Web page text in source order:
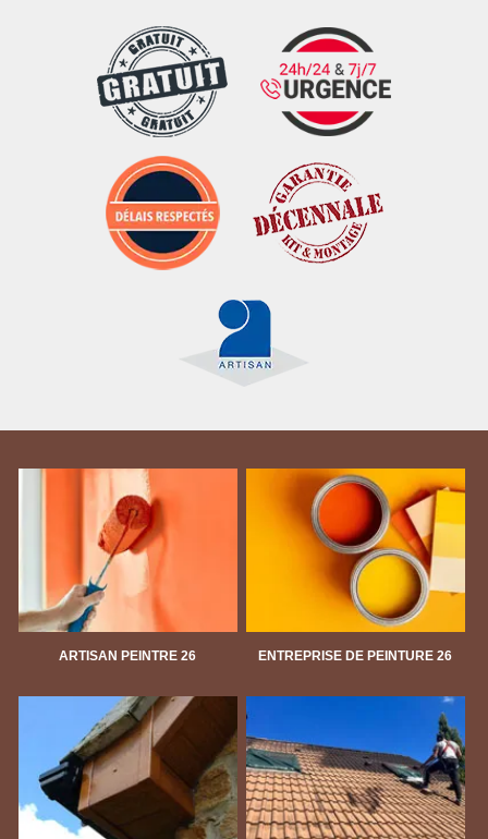
ARTISAN PEINTRE 26 ENTREPRISE DE PEINTURE 26